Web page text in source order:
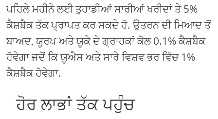
ਪਹਿਲੇ ਮਹੀਨੇ ਲਈ ਤੁਹਾਡੀਆਂ ਸਾਰੀਆਂ ਖਰੀਦਾਂ ਤੇ 5%
ਕੈਸ਼ਬੈਕ ਤੱਕ ਪ੍ਰਾਪਤ ਕਰ ਸਕਦੇ ਹੋ. ਉਤਰਨ ਦੀ ਮਿਆਦ ਤੋਂ
ਬਾਅਦ, ਯੂਰਪ ਅਤੇ ਯੂਕੇ ਦੇ ਗ੍ਰਾਹਕਾਂ ਕੋਲ 0.1% ਕੈਸ਼ਬੈਕ
ਹੋਵੇਗਾ ਜਦੋਂ ਕਿ ਯੂਐਸ ਅਤੇ ਸਾਰੇ ਵਿਸ਼ਵ ਭਰ ਵਿੱਚ 1%
ਕੈਸ਼ਬੈਕ ਹੋਵੇਗਾ.
ਹੋਰ ਲਾਭਾਂ ਤੱਕ ਪਹੁੰਚ